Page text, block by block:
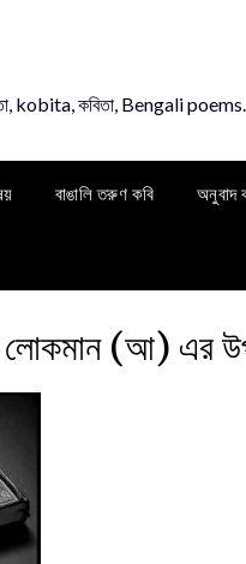
kobita, কবিতা, Bengali poems.
বাঙালি তরুণ কবি অনুবাদ
লোকমান (আ) এর